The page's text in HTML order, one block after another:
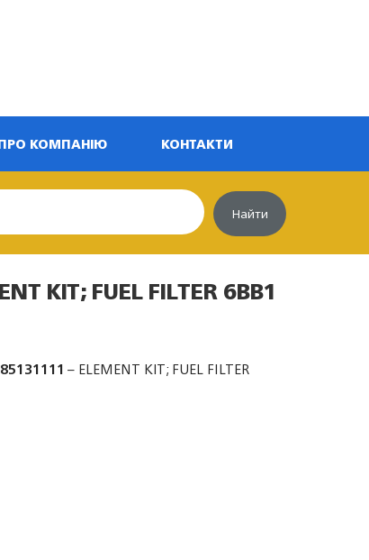
КОМПАНІЮ КОНТАКТИ
Найти
KIT; FUEL FILTER 6BB1
– ELEMENT KIT; FUEL FILTER